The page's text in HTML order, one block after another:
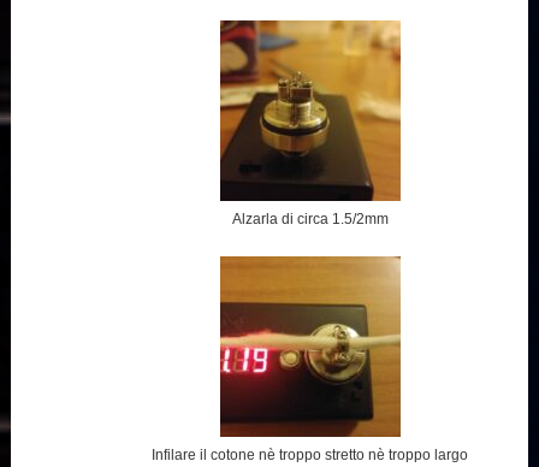
Alzarla di circa 1.5/2mm
Infilare il cotone nè troppo stretto nè troppo largo